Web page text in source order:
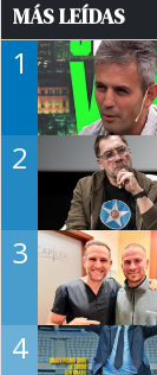
MÁS LEÍDAS
1
2
3
4